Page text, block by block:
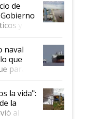
de
y
naval
que
parado
la vida":
la
al